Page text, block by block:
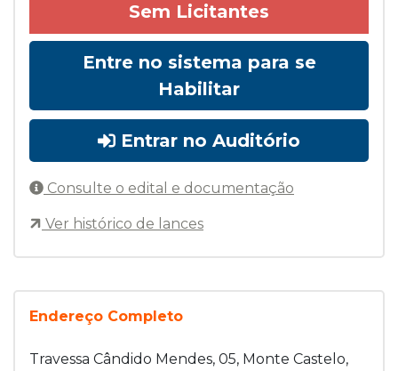
Endereço Completo
Travessa Cândido Mendes, 05, Monte Castelo,
Sem Licitantes
Entre no sistema para se
Habilitar
Entrar no Auditório
Consulte o edital e documentação
Ver histórico de lances